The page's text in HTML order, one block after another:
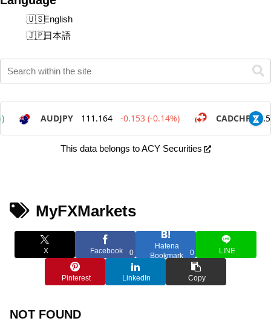
English
日本語
This data belongs to ACY Securities
MyFXMarkets
X Facebook 0
Hatena
Bookmark
0 LINE
Pinterest LinkedIn Copy
NOT FOUND